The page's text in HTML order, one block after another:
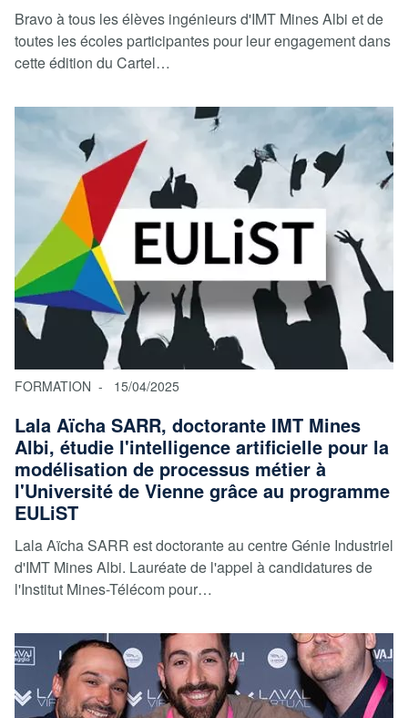
Bravo à tous les élèves ingénieurs d'IMT Mines Albi et de
toutes les écoles participantes pour leur engagement dans
cette édition du Cartel…
FORMATION 15/04/2025
Lala Aïcha SARR, doctorante IMT Mines
Albi, étudie l'intelligence artificielle pour la
modélisation de processus métier à
l'Université de Vienne grâce au programme
EULiST
Lala Aïcha SARR est doctorante au centre Génie Industriel
d'IMT Mines Albi. Lauréate de l'appel à candidatures de
l'Institut Mines-Télécom pour…